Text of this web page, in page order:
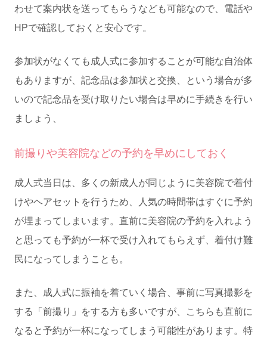
わせて案内状を送ってもらうなども可能なので、電話や
HPで確認しておくと安心です。
参加状がなくても成人式に参加することが可能な自治体
もありますが、記念品は参加状と交換、という場合が多
いので記念品を受け取りたい場合は早めに手続きを行い
ましょう、
前撮りや美容院などの予約を早めにしておく
成人式当日は、多くの新成人が同じように美容院で着付
けやヘアセットを行うため、人気の時間帯はすぐに予約
が埋まってしまいます。直前に美容院の予約を入れよう
と思っても予約が一杯で受け入れてもらえず、着付け難
民になってしまうことも。
また、成人式に振袖を着ていく場合、事前に写真撮影を
する「前撮り」をする方も多いですが、こちらも直前に
なると予約が一杯になってしまう可能性があります。特